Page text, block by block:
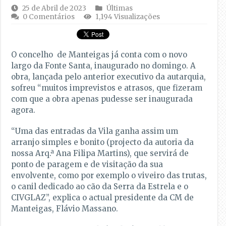
25 de Abril de 2023
Últimas
0 Comentários
1,194 Visualizações
O concelho de Manteigas já conta com o novo
largo da Fonte Santa, inaugurado no domingo. A
obra, lançada pelo anterior executivo da autarquia,
sofreu “muitos imprevistos e atrasos, que fizeram
com que a obra apenas pudesse ser inaugurada
agora.
“Uma das entradas da Vila ganha assim um
arranjo simples e bonito (projecto da autoria da
nossa Arq.ª Ana Filipa Martins), que servirá de
ponto de paragem e de visitação da sua
envolvente, como por exemplo o viveiro das trutas,
o canil dedicado ao cão da Serra da Estrela e o
CIVGLAZ”, explica o actual presidente da CM de
Manteigas, Flávio Massano.